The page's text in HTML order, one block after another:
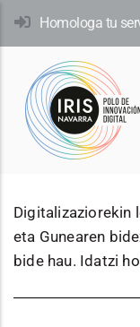
Skip
content
Homologa tu
Digitalizaziorekin
eta Gunearen
bide hau. Idatzi